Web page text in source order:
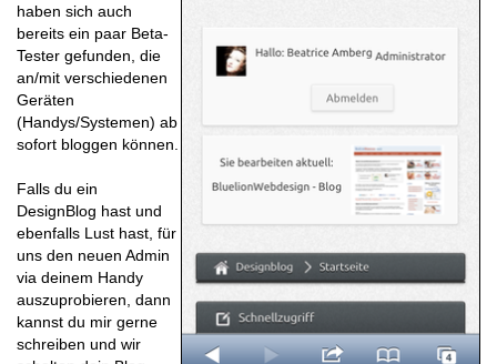
haben sich auch
bereits ein paar Beta-
Tester gefunden, die
an/mit verschiedenen
Geräten
(Handys/Systemen) ab
sofort bloggen können.
Falls du ein
DesignBlog hast und
ebenfalls Lust hast, für
uns den neuen Admin
via deinem Handy
auszuprobieren, dann
kannst du mir gerne
schreiben und wir